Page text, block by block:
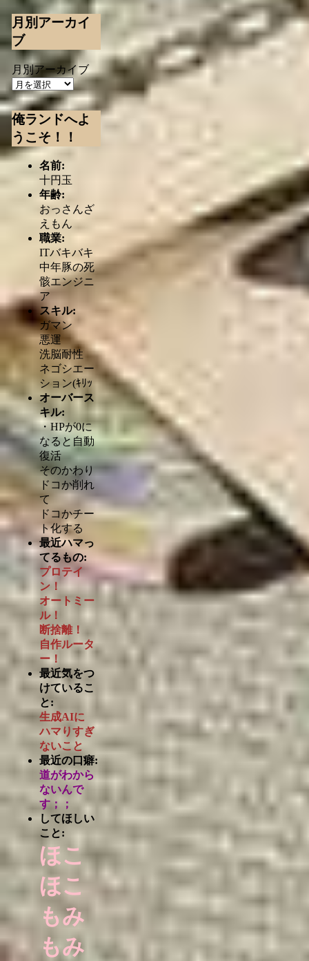
月別アーカイ
ブ
月別アーカイブ
俺ランドへよ
うこそ！！
名前:
十円玉
年齢:
おっさんざ
えもん
職業:
ITバキバキ
中年豚の死
骸エンジニ
ア
スキル:
ガマン
悪運
洗脳耐性
ネゴシエー
ション(ｷﾘｯ
オーバース
キル:
・HPが0に
なると自動
復活
そのかわり
ドコか削れ
て
ドコかチー
ト化する
最近ハマっ
てるもの:
プロテイ
ン！
オートミー
ル！
断捨離！
自作ルータ
ー！
最近気をつ
けているこ
と:
生成AIに
ハマりすぎ
ないこと
最近の口癖:
道がわから
ないんで
す；；
してほしい
こと:
ほこ
ほこ
もみ
もみ